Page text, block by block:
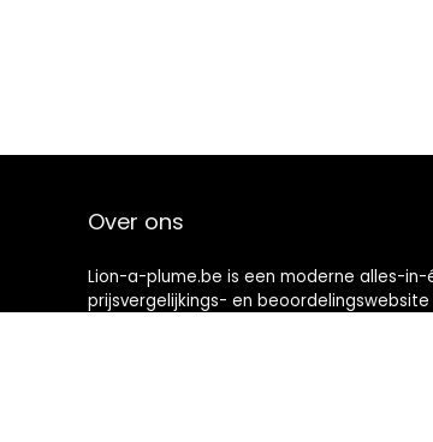
Over ons
Lion-a-plume.be is een moderne alles-in-
prijsvergelijkings- en